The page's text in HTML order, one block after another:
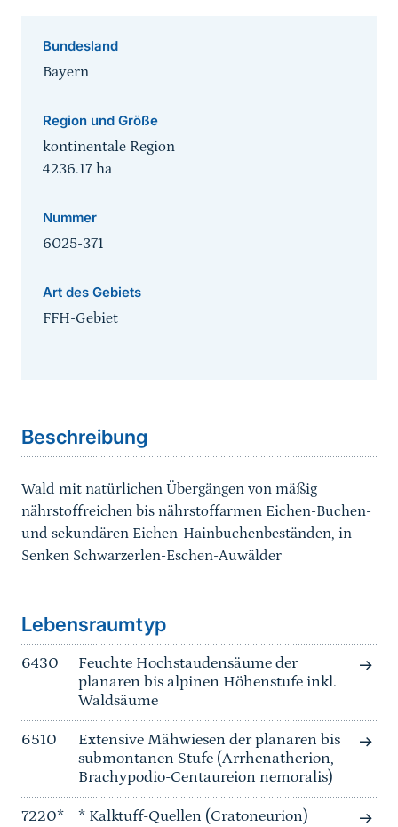
Bundesland
Bayern
Region und Größe
kontinentale Region
4236.17 ha
Nummer
6025-371
Art des Gebiets
FFH-Gebiet
Beschreibung
Wald mit natürlichen Übergängen von mäßig
nährstoffreichen bis nährstoffarmen Eichen-Buchen-
und sekundären Eichen-Hainbuchenbeständen, in
Senken Schwarzerlen-Eschen-Auwälder
Lebensraumtyp
6430
Feuchte Hochstaudensäume der
planaren bis alpinen Höhenstufe inkl.
Waldsäume
6510
Extensive Mähwiesen der planaren bis
submontanen Stufe (Arrhenatherion,
Brachypodio-Centaureion nemoralis)
7220* * Kalktuff-Quellen (Cratoneurion)